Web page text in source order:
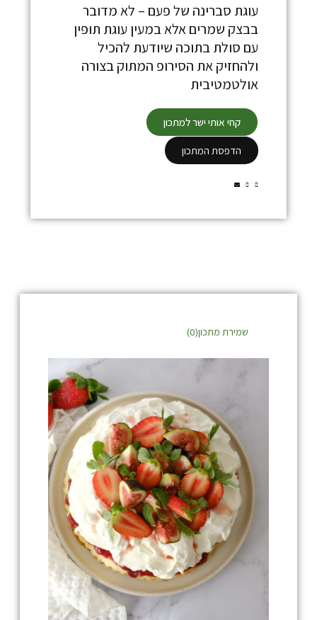
עוגת סברינה של פעם – לא מדובר
בבצק שמרים אלא במעין עוגת תופין
עם סולת בתוכה שיודעת להכיל
ולהחזיק את הסירופ המתוק בצורה
אולטמטיבית
קחי אותי ישר למתכון
הדפסת המתכון
שמירת מתכון(0
)